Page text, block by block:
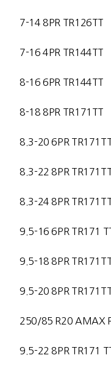
7-14 8PR TR126TT
7-16 4 PR TR144TT
8-16 6 PR TR144TT
8-18 8PR TR171TT
8.3-20 6PR
8.3-22 8PR
8.3-24 8PR
9.5-16 6PR TR171
9.5-18 8PR
9.5-20 8PR
250/85 R20 AMAX
9.5-22 8PR TR171